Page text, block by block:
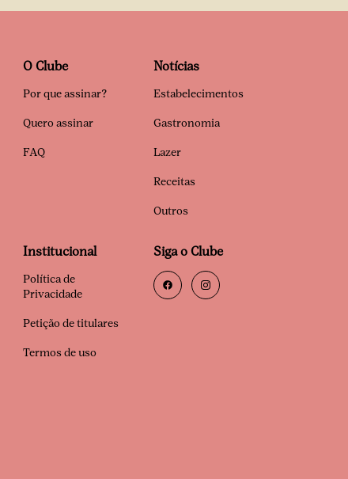
O Clube
Por que assinar?
Quero assinar
FAQ
Notícias
Estabelecimentos
Gastronomia
Lazer
Receitas
Outros
Institucional
Política de
Privacidade
Petição de titulares
Termos de uso
Siga o Clube